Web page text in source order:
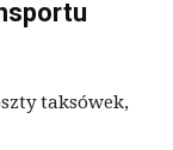
taksówek,